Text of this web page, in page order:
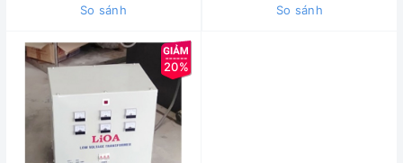
So sánh So sánh
20%